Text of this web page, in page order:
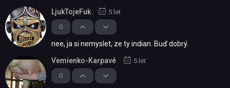
0
LjukTojeFuk 5 let
nee, ja si nemyslet, ze ty indian. Buď dobrý.
0
Vemienko-Karpavé 5 let